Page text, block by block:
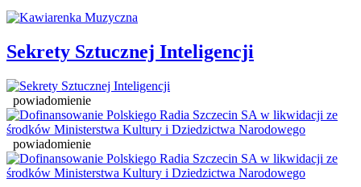
Sekrety Sztucznej Inteligencji
powiadomienie
powiadomienie